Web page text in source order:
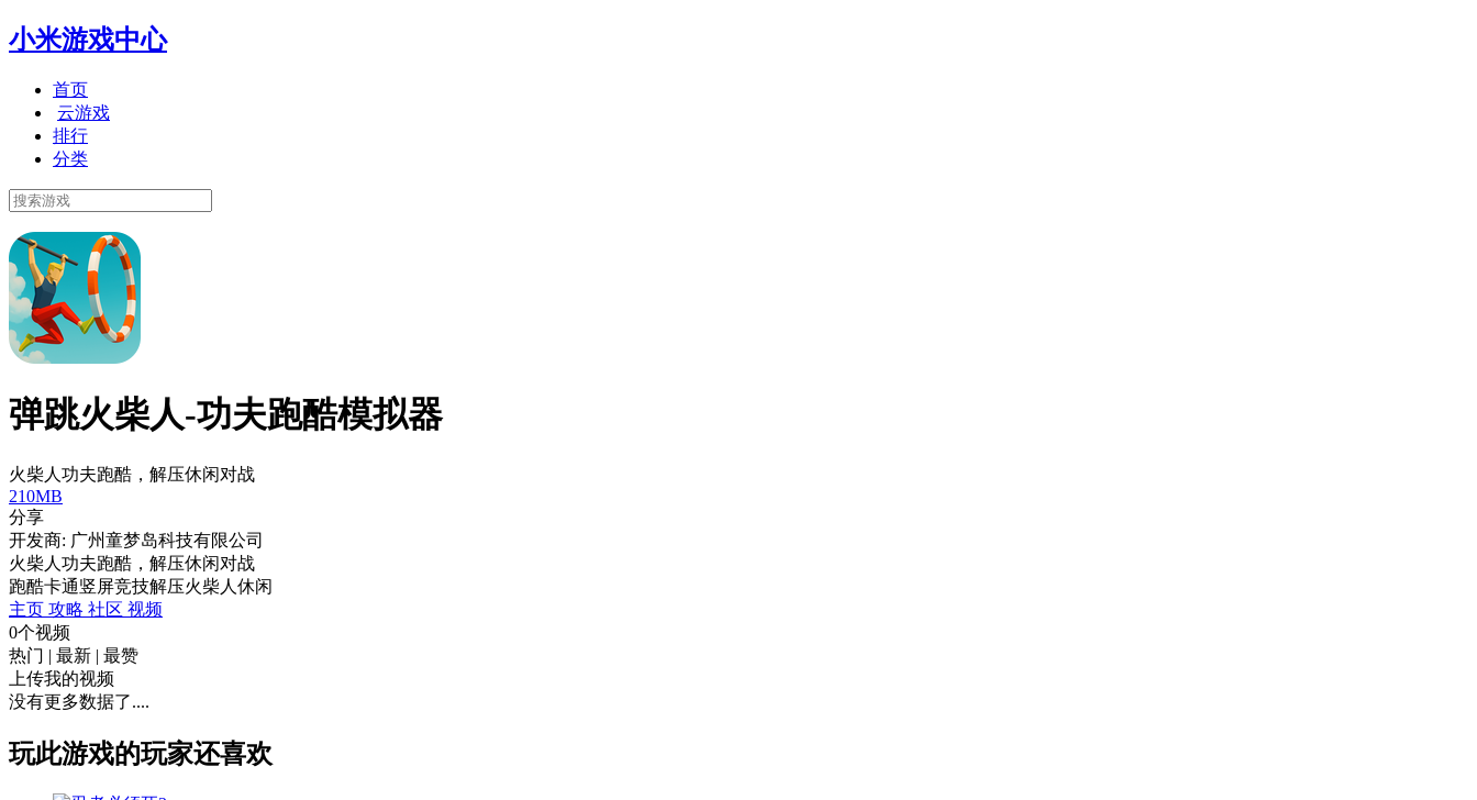
小米游戏中心
首页
云游戏
排行
分类
弹跳火柴人-功夫跑酷模拟器
火柴人功夫跑酷，解压休闲对战
210MB
分享
开发商: 广州童梦岛科技有限公司
火柴人功夫跑酷，解压休闲对战
跑酷卡通竖屏竞技解压火柴人 休闲
主页 攻略 社区 视频
0个视频
热门 | 最新 | 最赞
上传我的视频
没有更多数据了....
玩此游戏的玩家还喜欢